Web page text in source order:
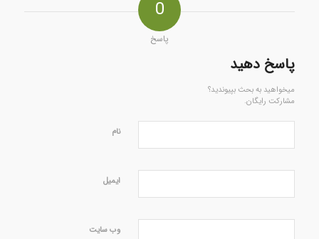
0
پاسخ
پاسخ دهید
میخواهید به بحث بپیوندید؟
مشارکت رایگان.
نام
ایمیل
وب‌ سایت